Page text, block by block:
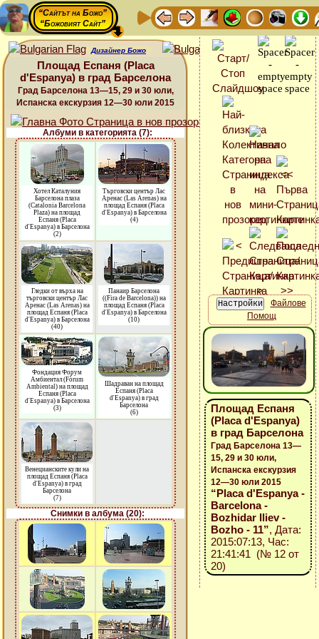
“Сайтът на Божо”
“Божовият Сайт”
Дизайнер Божо
Площад Еспаня (Placa
d'Espanya) в град Барселона
Град Барселона 13—15, 29 и 30 юли,
Испанска екскурзия 12—30 юли 2015
Албуми в категорията (7):
Хотел Каталуния
Барселона плаза
(Catalonia Barcelona
Plaza) на площад
Еспаня (Placa
d'Espanya) в Барселона
(2)
Търговски център Лас
Аренас (Las Arenas) на
площад Еспаня (Placa
d'Espanya) в Барселона
(4)
Гледки от върха на
търговски център Лас
Аренас (Las Arenas) на
площад Еспаня (Placa
d'Espanya) в Барселона
(40)
Панаир Барселона
((Fira de Barcelona)) на
площад Еспаня (Placa
d'Espanya) в Барселона
(10)
Фондация Форум
Амбиентал (Fòrum
Ambiental) на площад
Еспаня (Placa
d'Espanya) в Барселона
(3)
Шадраван на площад
Еспаня (Placa
d'Espanya) в град
Барселона
(6)
Венецианските кули на
площад Еспаня (Placa
d'Espanya) в град
Барселона
(7)
Снимки в албума (20):
Файлове
Помощ
Площад Еспаня
(Placa d'Espanya)
в град Барселона
Град Барселона 13—
15, 29 и 30 юли,
Испанска екскурзия
12—30 юли 2015
“Placa d'Espanya -
Barcelona -
Bozhidar Iliev -
Bozho - 11”, Дата:
2015:07:13, Час:
21:41:41 (№ 12 от
20)